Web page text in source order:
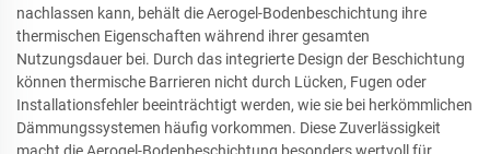
nachlassen kann, behält die Aerogel-Bodenbeschichtung ihre
thermischen Eigenschaften während ihrer gesamten
Nutzungsdauer bei. Durch das integrierte Design der Beschichtung
können thermische Barrieren nicht durch Lücken, Fugen oder
Installationsfehler beeinträchtigt werden, wie sie bei herkömmlichen
Dämmungssystemen häufig vorkommen. Diese Zuverlässigkeit
macht die Aerogel-Bodenbeschichtung besonders wertvoll für